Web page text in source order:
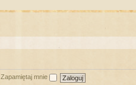
Zapamiętaj mnie